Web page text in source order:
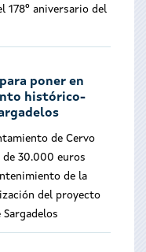
178º aniversario del
poner en
histórico-
de Cervo
30.000 euros
de la
del proyecto